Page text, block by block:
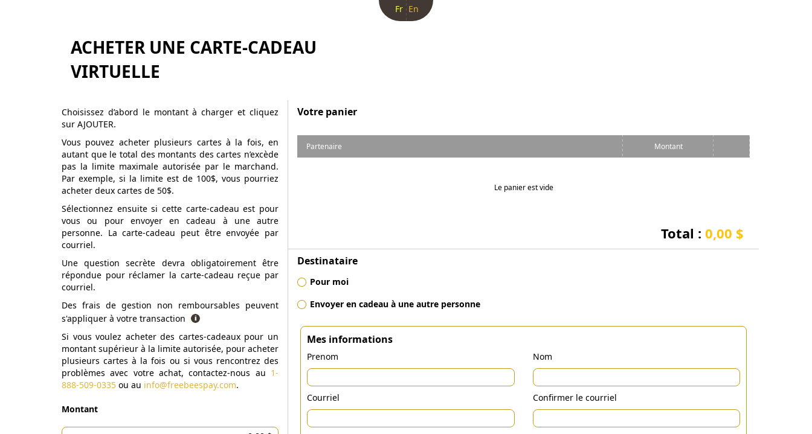
Fr En
ACHETER UNE CARTE-CADEAU
VIRTUELLE
Choisissez d’abord le montant à charger et cliquez
sur AJOUTER.
Vous pouvez acheter plusieurs cartes à la fois, en
autant que le total des montants des cartes n’excède
pas la limite maximale autorisée par le marchand.
Par exemple, si la limite est de 100$, vous pourriez
acheter deux cartes de 50$.
Sélectionnez ensuite si cette carte-cadeau est pour
vous ou pour envoyer en cadeau à une autre
personne. La carte-cadeau peut être envoyée par
courriel.
Une question secrète devra obligatoirement être
répondue pour réclamer la carte-cadeau reçue par
courriel.
Des frais de gestion non remboursables peuvent
s'appliquer à votre transaction
Si vous voulez acheter des cartes-cadeaux pour un
montant supérieur à la limite autorisée, pour acheter
plusieurs cartes à la fois ou si vous rencontrez des
problèmes avec votre achat, contactez-nous au 1-
888-509-0335 ou au info@freebeespay.com.
Montant
Votre panier
Partenaire Montant
Le panier est vide
Total : 0,00 $
Destinataire
Pour moi
Envoyer en cadeau à une autre personne
Mes informations
Prenom Nom
Courriel Confirmer le courriel